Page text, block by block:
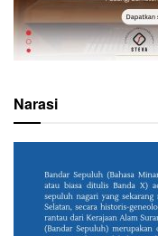
Narasi